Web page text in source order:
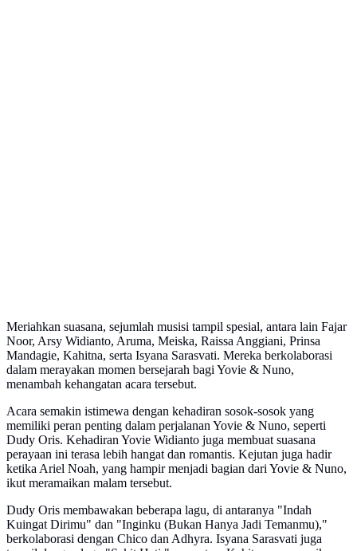
Meriahkan suasana, sejumlah musisi tampil spesial, antara lain Fajar
Noor, Arsy Widianto, Aruma, Meiska, Raissa Anggiani, Prinsa
Mandagie, Kahitna, serta Isyana Sarasvati. Mereka berkolaborasi
dalam merayakan momen bersejarah bagi Yovie & Nuno,
menambah kehangatan acara tersebut.
Acara semakin istimewa dengan kehadiran sosok-sosok yang
memiliki peran penting dalam perjalanan Yovie & Nuno, seperti
Dudy Oris. Kehadiran Yovie Widianto juga membuat suasana
perayaan ini terasa lebih hangat dan romantis. Kejutan juga hadir
ketika Ariel Noah, yang hampir menjadi bagian dari Yovie & Nuno,
ikut meramaikan malam tersebut.
Dudy Oris membawakan beberapa lagu, di antaranya "Indah
Kuingat Dirimu" dan "Inginku (Bukan Hanya Jadi Temanmu),"
berkolaborasi dengan Chico dan Adhyra. Isyana Sarasvati juga